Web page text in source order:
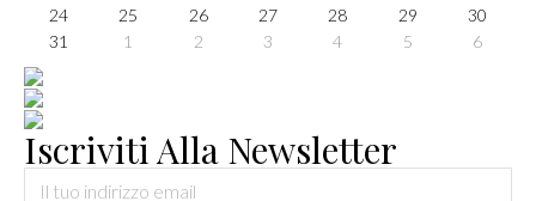
24
25 26 27 28 29
30
31
1 2 3 4 5 6
Iscriviti Alla Newsletter